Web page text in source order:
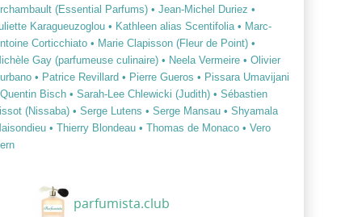
(Essential Parfums) • Jean-Michel Duriez •
Karagueuzoglou • Kathleen alias Scentifolia • Marc-
Corticchiato • Marie Clapisson (Fleur de Point) •
Gay (parfumeuse culinaire) • Neela Vermeire • Olivier
• Patrice Revillard • Pierre Gueros • Pissara Umavijani
Bisch • Sarah-Lee Chlewicki (Judith) • Sébastien
(Nissaba) • Serge Lutens • Serge Mansau • Shyamala
• Thierry Blondeau • Thomas de Monaco • Vero
parfumista.club